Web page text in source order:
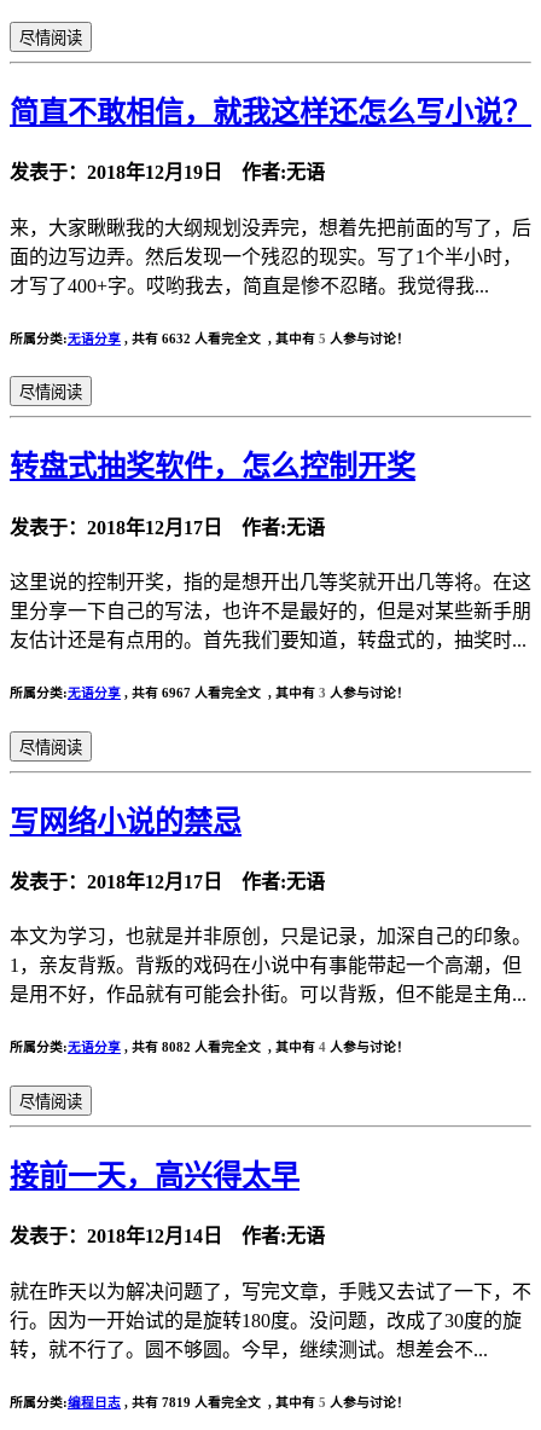
尽情阅读
简直不敢相信，就我这样还怎么写小说？
发表于：2018年12月19日 作者:无语
来，大家瞅瞅我的大纲规划没弄完，想着先把前面的写了，后
面的边写边弄。然后发现一个残忍的现实。写了1个半小时，
才写了400+字。哎哟我去，简直是惨不忍睹。我觉得我...
所属分类:无语分享 , 共有 6632 人看完全文 , 其中有 5 人参与讨论！
尽情阅读
转盘式抽奖软件，怎么控制开奖
发表于：2018年12月17日 作者:无语
这里说的控制开奖，指的是想开出几等奖就开出几等将。在这
里分享一下自己的写法，也许不是最好的，但是对某些新手朋
友估计还是有点用的。首先我们要知道，转盘式的，抽奖时...
所属分类:无语分享 , 共有 6967 人看完全文 , 其中有 3 人参与讨论！
尽情阅读
写网络小说的禁忌
发表于：2018年12月17日 作者:无语
本文为学习，也就是并非原创，只是记录，加深自己的印象。
1，亲友背叛。背叛的戏码在小说中有事能带起一个高潮，但
是用不好，作品就有可能会扑街。可以背叛，但不能是主角...
所属分类:无语分享 , 共有 8082 人看完全文 , 其中有 4 人参与讨论！
尽情阅读
接前一天，高兴得太早
发表于：2018年12月14日 作者:无语
就在昨天以为解决问题了，写完文章，手贱又去试了一下，不
行。因为一开始试的是旋转180度。没问题，改成了30度的旋
转，就不行了。圆不够圆。今早，继续测试。想差会不...
所属分类:编程日志 , 共有 7819 人看完全文 , 其中有 5 人参与讨论！